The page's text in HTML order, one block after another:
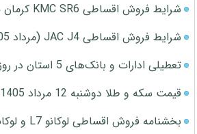
شرایط فروش اقساطی KMC SR6 کرمان موتور اعلام شد
شرایط فروش اقساطی JAC J4 (مرداد 1405)
تعطیلی ادارات و بانک‌های 5 استان در روز چهارشنبه
قیمت سکه و طلا دوشنبه 12 مرداد 1405
بخشنامه فروش اقساطی لوکانو L7 و لوکانو L8 (مرداد 1405)